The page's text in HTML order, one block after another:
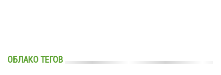
ОБЛАКО ТЕГОВ